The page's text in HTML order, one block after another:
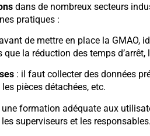
dans de nombreux secteurs
pratiques :
de mettre en place la GMAO,
la réduction des temps
: il faut collecter des données
pièces détachées, etc.
formation adéquate aux
superviseurs et les responsables.